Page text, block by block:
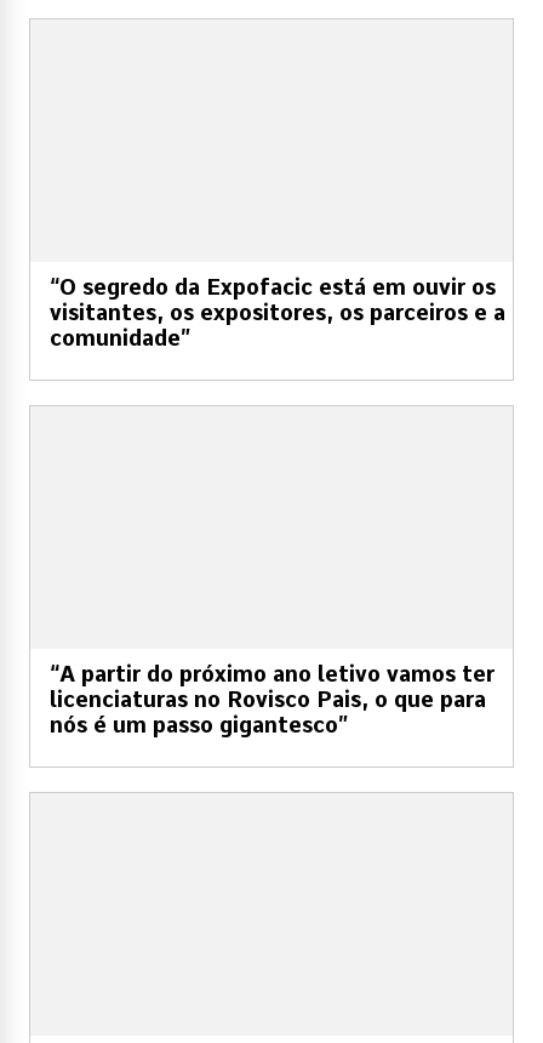
“O segredo da Expofacic está em ouvir os
visitantes, os expositores, os parceiros e a
comunidade”
“A partir do próximo ano letivo vamos ter
licenciaturas no Rovisco Pais, o que para
nós é um passo gigantesco”